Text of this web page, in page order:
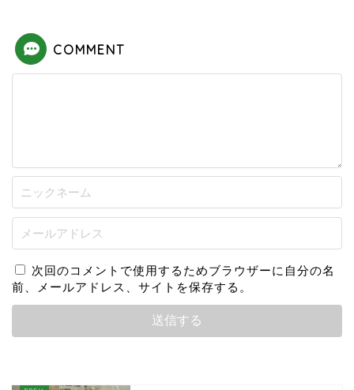
COMMENT
次回のコメントで使用するためブラウザーに自分の名
前、メールアドレス、サイトを保存する。